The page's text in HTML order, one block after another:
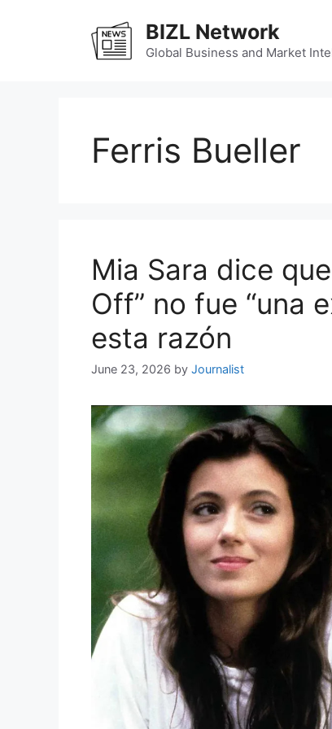
BIZL Network
Global Business and Market
Ferris Bueller
Mia Sara dice
Off” no fue “una
esta razón
June 23, 2026 by Journalist